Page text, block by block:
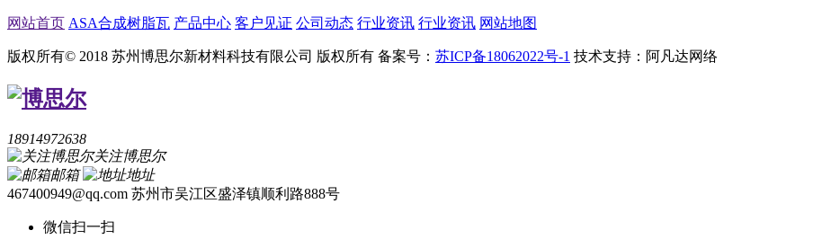
网站首页 ASA合成树脂瓦 产品中心 客户见证 公司动态 行业资讯 行业资讯 网站地图
版权所有© 2018 苏州博思尔新材料科技有限公司 版权所有 备案号： 苏ICP备18062022号-1 技术支持：阿凡达网络
18914972638
关注博思尔
邮箱
地址
467400949@qq.com 苏州市吴江区盛泽镇顺利路888号
微信扫一扫